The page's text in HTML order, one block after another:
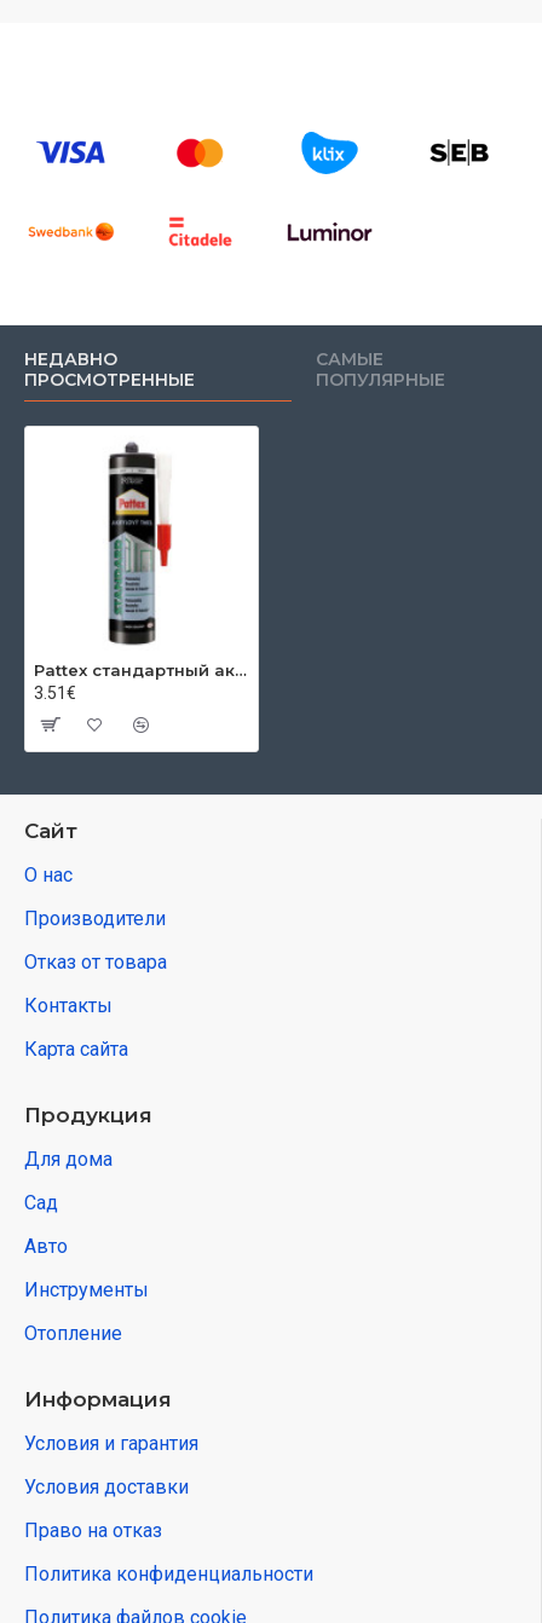
НЕДАВНО
ПРОСМОТРЕННЫЕ
САМЫЕ
ПОПУЛЯРНЫЕ
Pattex стандартный акрил, белый, 280 мл
3.51€
Сайт
О нас
Производители
Отказ от товара
Контакты
Карта сайта
Продукция
Для дома
Сад
Авто
Инструменты
Отопление
Информация
Условия и гарантия
Условия доставки
Право на отказ
Политика конфиденциальности
Политика файлов cookie